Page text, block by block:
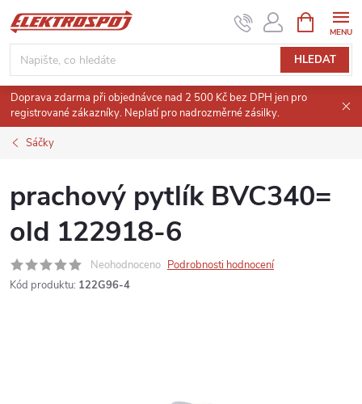
Přejít
na
obsah
HLEDAT
NÁKUPNÍ
KOŠÍK
Doprava zdarma při objednávce nad 2 500 Kč bez DPH jen pro
registrované zákazníky. Neplatí pro nadrozměrné zásilky.
Sáčky
prachový pytlík BVC340=
old 122918-6
Neohodnoceno Podrobnosti hodnocení
Kód produktu: 122G96-4